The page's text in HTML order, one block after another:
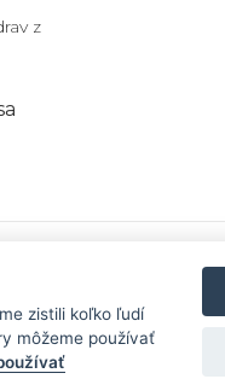
zistili koľko ľudí
môžeme používať